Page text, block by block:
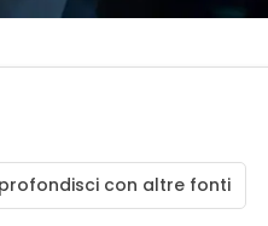
con altre fonti